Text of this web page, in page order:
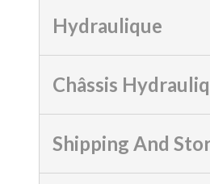
Hydraulique
Châssis
Shipping And